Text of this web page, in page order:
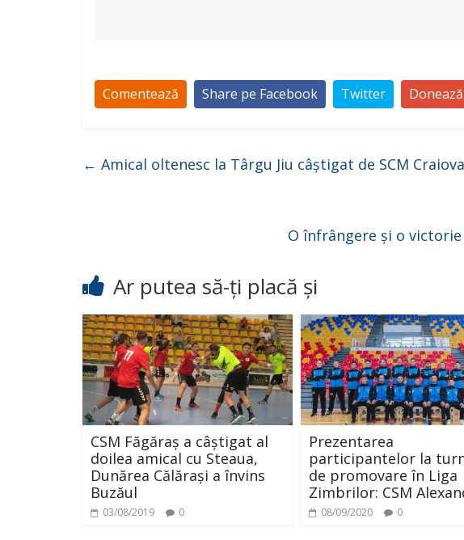
Comentează Share pe Facebook Twitter Donează
← Amical oltenesc la Târgu Jiu câștigat de SCM Craiova
O înfrângere și o
Ar putea să-ți placă și
CSM Făgăraș a câștigat al
doilea amical cu Steaua,
Dunărea Călărași a învins
Buzăul
03/08/2019 0
Prezentarea
participantelor la
de promovare în Liga
Zimbrilor: CSM
08/09/2020 0